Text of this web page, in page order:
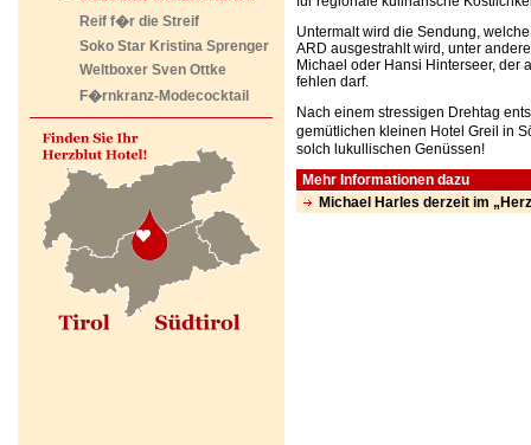
Reif f�r die Streif
Soko Star Kristina Sprenger
Weltboxer Sven Ottke
F�rnkranz-Modecocktail
Untermalt wird die Sendung,
ARD ausgestrahlt wird, unter
Michael oder Hansi Hinterseer, der
fehlen darf.
Nach einem stressigen Drehtag
gemütlichen kleinen Hotel Greil in
solch lukullischen Genüssen!
Mehr Informationen dazu
Michael Harles derzeit im